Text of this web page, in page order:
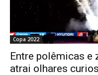
Copa 2022
Entre polêmicas e
atrai olhares